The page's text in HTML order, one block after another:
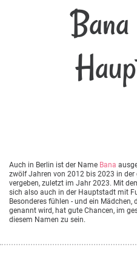
Auch in Berlin ist der Name Bana
zwölf Jahren von 2012 bis 2023 in
vergeben, zuletzt im Jahr 2023. Mit
sich also auch in der Hauptstadt mit
Besonderes fühlen - und ein
genannt wird, hat gute Chancen, im
diesem Namen zu sein.